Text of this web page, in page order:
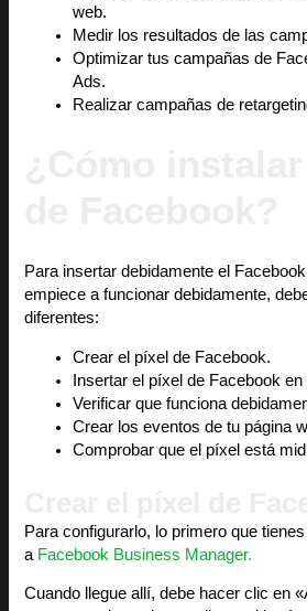
web.
Medir los resultados de las
Optimizar tus campañas de
Ads.
Realizar campañas de
Para insertar debidamente el
empiece a funcionar debidamente,
diferentes:
Crear el píxel de Facebook.
Insertar el píxel de Facebook
Verificar que funciona
Crear los eventos de tu página
Comprobar que el píxel está
Para configurarlo, lo primero que
a Facebook Business Manager.
Cuando llegue allí, debe hacer clic en